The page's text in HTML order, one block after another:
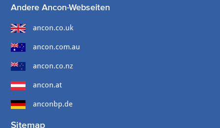
Andere Ancon-Webseiten
ancon.co.uk
ancon.com.au
ancon.co.nz
ancon.at
anconbp.de
Sitemap